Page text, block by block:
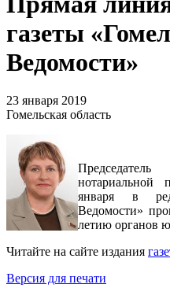
газеты
Ведомости»
23 января 2019
Гомельская область
нотариальной
января в
Ведомости»
летию органов
Читайте на сайте издания
Версия для печати